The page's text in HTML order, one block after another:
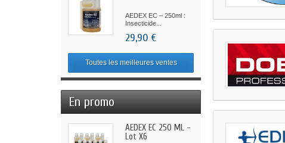
AEDEX EC – 250ml :
Insecticide...
29,90 €
Toutes les meilleures ventes
En promo
AEDEX EC 250 ML -
Lot X6